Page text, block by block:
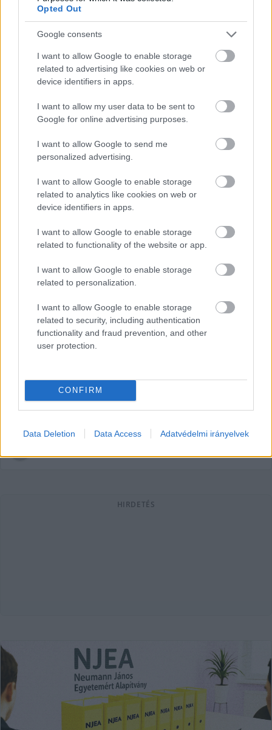
Opted Out
Google consents
I want to allow Google to enable storage
related to advertising like cookies on web or
device identifiers in apps.
I want to allow my user data to be sent to
Google for online advertising purposes.
I want to allow Google to send me
personalized advertising.
I want to allow Google to enable storage
related to analytics like cookies on web or
device identifiers in apps.
I want to allow Google to enable storage
related to functionality of the website or app.
I want to allow Google to enable storage
related to personalization.
I want to allow Google to enable storage
related to security, including authentication
functionality and fraud prevention, and other
user protection.
CONFIRM
Data Deletion Data Access Adatvédelmi irányelvek
ügyben – Cseh Tamás a felelősségre
eredményétől függően”
Cseh Tamás tudomása szerint megérkezett "a külön állami
segítség az egyetem befejezésére", és pár hónap múlva
"gőzerővel lehet a befejezésre
Hraskó István
„Ez sikkasztás volt” – Ligeti Miklós
volt a KecsUP Est vendége
Ligeti Miklós, a Transparency International Magyarország
jogi igazgatója volt a legutóbbi KecsUP Est vendége, akit
Alter Róbert, a KecsUP Hírek
HIRDETÉS